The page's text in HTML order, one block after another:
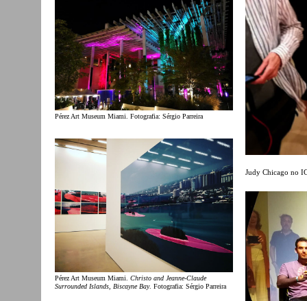
Pérez Art Museum Miami. Fotografia: Sérgio Parreira
Pérez Art Museum Miami. Christo and Jeanne-Claude
Surrounded Islands, Biscayne Bay. Fotografia: Sérgio Parreira
Judy Chicago no